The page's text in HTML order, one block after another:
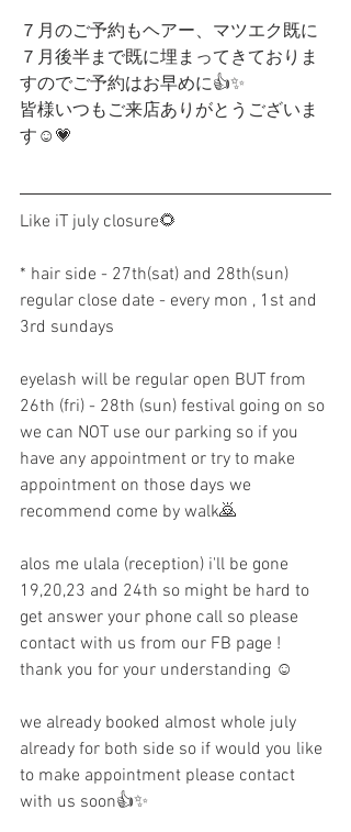
７月のご予約もヘアー、マツエク既に
７月後半まで既に埋まってきておりま
すのでご予約はお早めに👍✨
皆様いつもご来店ありがとうございま
す☺️💗
Like iT july closure🌻
* hair side - 27th(sat) and 28th(sun)
regular close date - every mon , 1st and
3rd sundays
eyelash will be regular open BUT from
26th (fri) - 28th (sun) festival going on so
we can NOT use our parking so if you
have any appointment or try to make
appointment on those days we
recommend come by walk🙇
alos me ulala (reception) i'll be gone
19,20,23 and 24th so might be hard to
get answer your phone call so please
contact with us from our FB page !
thank you for your understanding ☺️
we already booked almost whole july
already for both side so if would you like
to make appointment please contact
with us soon👍✨